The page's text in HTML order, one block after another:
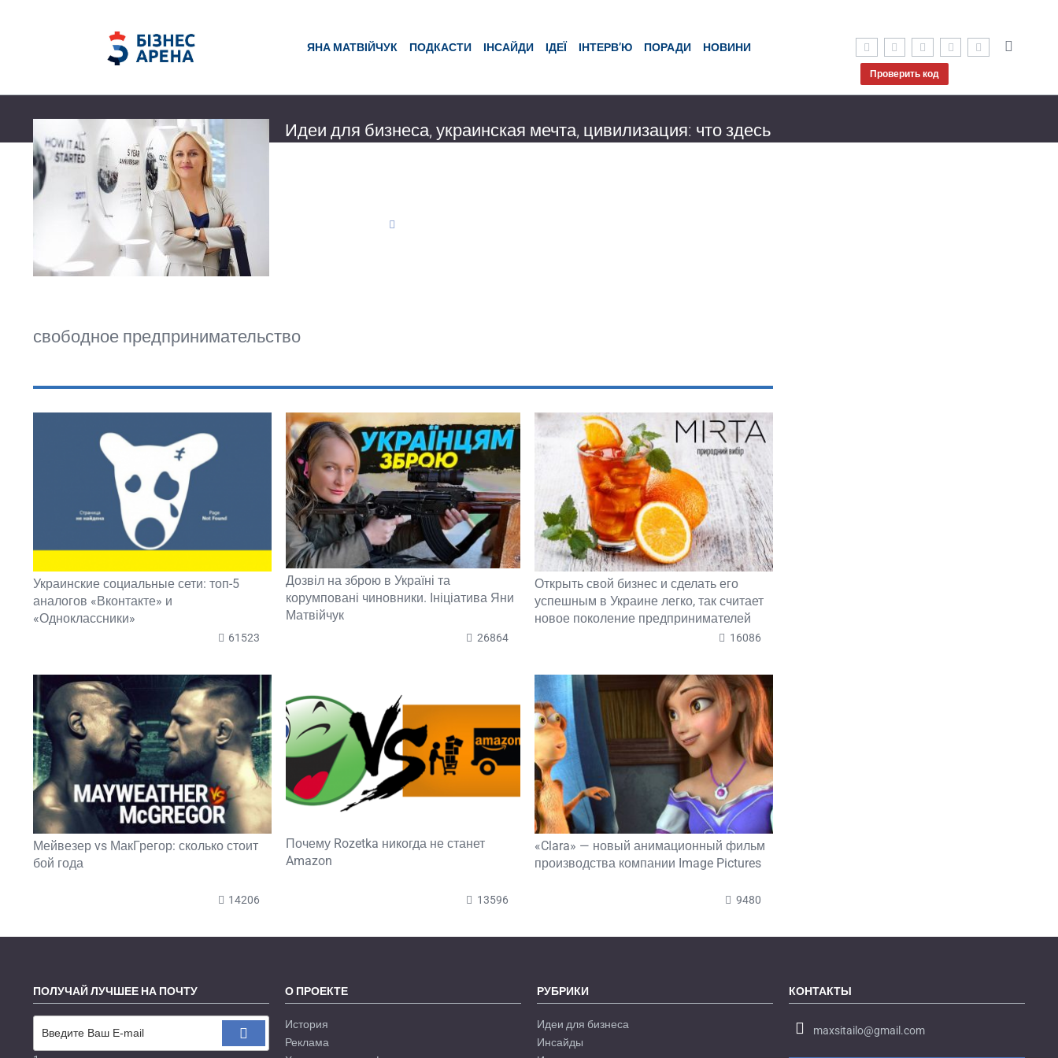
ЯНА МАТВІЙЧУК ПОДКАСТИ ІНСАЙДИ ІДЕЇ ІНТЕРВ’Ю ПОРАДИ НОВИНИ
Проверить код
Идеи для бизнеса, украинская мечта, цивилизация: что здесь
свободное предпринимательство
Украинские социальные сети: топ-5
аналогов «Вконтакте» и
«Одноклассники»
61523
Дозвіл на зброю в Україні та
корумповані чиновники. Ініціатива Яни
Матвійчук
26864
Открыть свой бизнес и сделать его
успешным в Украине легко, так считает
новое поколение предпринимателей
16086
Мейвезер vs МакГрегор: сколько стоит
бой года
14206
Почему Rozetka никогда не станет
Amazon
13596
«Clara» — новый анимационный фильм
производства компании Image Pictures
9480
ПОЛУЧАЙ ЛУЧШЕЕ НА ПОЧТУ О ПРОЕКТЕ
История
Реклама
РУБРИКИ
Идеи для бизнеса
Инсайды
КОНТАКТЫ
maxsitailo@gmail.com